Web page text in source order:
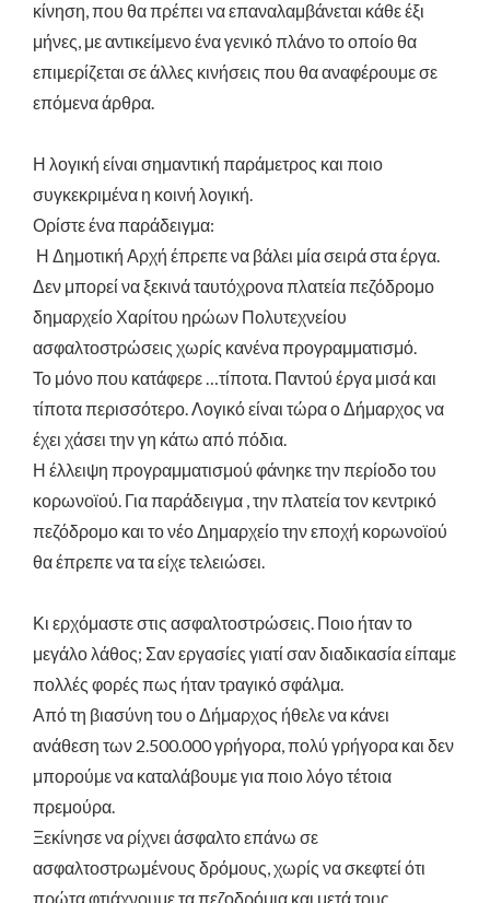
κίνηση, που θα πρέπει να επαναλαμβάνεται κάθε έξι
μήνες, με αντικείμενο ένα γενικό πλάνο το οποίο θα
επιμερίζεται σε άλλες κινήσεις που θα αναφέρουμε σε
επόμενα άρθρα.
Η λογική είναι σημαντική παράμετρος και ποιο
συγκεκριμένα η κοινή λογική.
Ορίστε ένα παράδειγμα:
Η Δημοτική Αρχή έπρεπε να βάλει μία σειρά στα έργα.
Δεν μπορεί να ξεκινά ταυτόχρονα πλατεία πεζόδρομο
δημαρχείο Χαρίτου ηρώων Πολυτεχνείου
ασφαλτοστρώσεις χωρίς κανένα προγραμματισμό.
Το μόνο που κατάφερε …τίποτα. Παντού έργα μισά και
τίποτα περισσότερο. Λογικό είναι τώρα ο Δήμαρχος να
έχει χάσει την γη κάτω από πόδια.
Η έλλειψη προγραμματισμού φάνηκε την περίοδο του
κορωνοϊού. Για παράδειγμα , την πλατεία τον κεντρικό
πεζόδρομο και το νέο Δημαρχείο την εποχή κορωνοϊού
θα έπρεπε να τα είχε τελειώσει.
Κι ερχόμαστε στις ασφαλτοστρώσεις. Ποιο ήταν το
μεγάλο λάθος; Σαν εργασίες γιατί σαν διαδικασία είπαμε
πολλές φορές πως ήταν τραγικό σφάλμα.
Από τη βιασύνη του ο Δήμαρχος ήθελε να κάνει
ανάθεση των 2.500.000 γρήγορα, πολύ γρήγορα και δεν
μπορούμε να καταλάβουμε για ποιο λόγο τέτοια
πρεμούρα.
Ξεκίνησε να ρίχνει άσφαλτο επάνω σε
ασφαλτοστρωμένους δρόμους, χωρίς να σκεφτεί ότι
πρώτα φτιάχνουμε τα πεζοδρόμια και μετά τους